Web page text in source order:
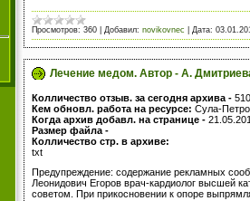
Просмотров: 360 Добавил: novikovnec Дата:
Лечение медом. Автор - А.
Колличество отзыв. за сегодня архива -
Кем обновл. работа на ресурсе: Сула-
Когда архив добавл. на странице -
Размер файла -
Колличество стр. в архиве:
txt
Предупреждение: содержание рекламных
Леонидович Егоров врач-кардиолог высшей
советом. При прикосновении к опоре